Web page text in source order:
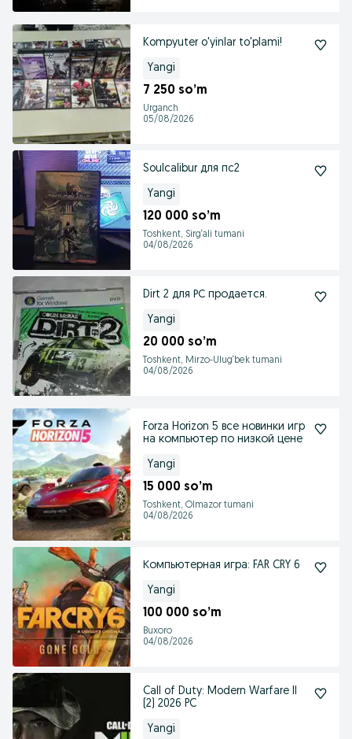
Kompyuter o'yinlar to'plami!
Yangi
7 250 so’m
Urganch
05/08/2026
Soulcalibur для пс2
Yangi
120 000 so’m
Toshkent, Sirg‘ali tumani
04/08/2026
Dirt 2 для РС продается.
Yangi
20 000 so’m
Toshkent, Mirzo-Ulug‘bek tumani
04/08/2026
Forza Horizon 5 все новинки игр
на компьютер по низкой цене
Yangi
15 000 so’m
Toshkent, Olmazor tumani
04/08/2026
Компьютерная игра: FAR CRY 6
Yangi
100 000 so’m
Buxoro
04/08/2026
Call of Duty: Modern Warfare II
(2) 2026 PC
Yangi